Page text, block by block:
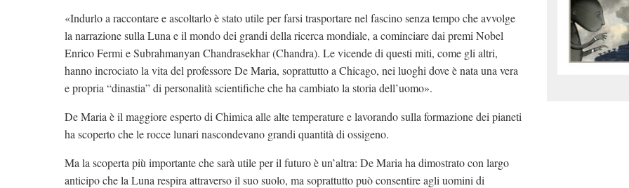
«Indurlo a raccontare e ascoltarlo è stato utile per farsi trasportare nel fascino senza tempo che avvolge
la narrazione sulla Luna e il mondo dei grandi della ricerca mondiale, a cominciare dai premi Nobel
Enrico Fermi e Subrahmanyan Chandrasekhar (Chandra). Le vicende di questi miti, come gli altri,
hanno incrociato la vita del professore De Maria, soprattutto a Chicago, nei luoghi dove è nata una vera
e propria “dinastia” di personalità scientifiche che ha cambiato la storia dell’uomo».
De Maria è il maggiore esperto di Chimica alle alte temperature e lavorando sulla formazione dei pianeti
ha scoperto che le rocce lunari nascondevano grandi quantità di ossigeno.
Ma la scoperta più importante che sarà utile per il futuro è un’altra: De Maria ha dimostrato con largo
anticipo che la Luna respira attraverso il suo suolo, ma soprattutto può consentire agli uomini di